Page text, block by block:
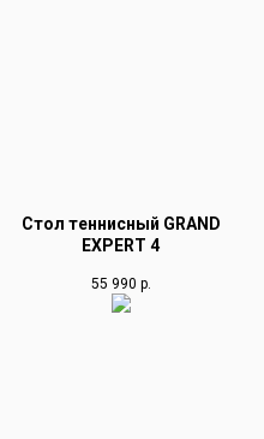
Стол теннисный GRAND
EXPERT 4
55 990 р.